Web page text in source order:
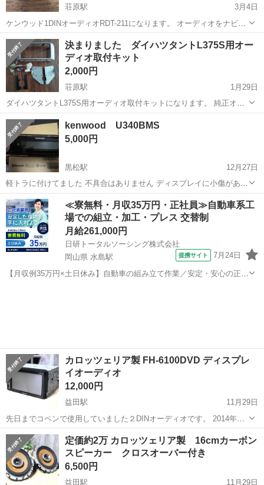
荘原駅
3月4日
ケンウッド1DINオーディオRDT-211になります。 オーディオをナビに
交換したので出品します。 CD、AM/FMラジオ、USBオーディオ対応
可能品になります。 説明書等はありませんのでメーカーHP等で確認を
お願いし...
島根 出雲市 荘原駅 カーオーディオ USBオーディオ
決まりました ダイハツタントL375S用オー
ディオ取付キット
2,000円
荘原駅
1月29日
ダイハツタントL375S用オーディオ取付キットになります。 純正オー
ディオから社外ナビ、オーディオの取付キットになります。 内容物は
パネル、配線キット、取付ブラケット、ワイド用スペーサーになりま
す。 取付ビスは写真にあ...
島根 出雲市
kenwood U340BMS
5,000円
黒松駅
12月27日
軽トラに付けてました 不具合はありません ディスプレイに小傷があり
ます 付属品揃ってます
島根 邑智郡 黒松駅 カーオーディオ 軽トラ
≪寮無料・月収35万円・正社員≫自動車系工
場での組立・加工・プレス 交替制
月給261,000円
日研トータルソーシング株式会社
岡山県 水島駅
提携サイト 7月24日
【月収例35万円×土日休み】自動車の組み立て作業／安定・安心の正社
カロッツェリア製 FH-6100DVD ディスプレ
イオーディオ
12,000円
益田駅
11月29日
先日までコペンで使用していました２DINオーディオです。 2014年製
のカロッツェリア製DVDプレイヤーになります。 型番はFH-
6100DVDです。 機能としてはDVD再生/CD再生/USB入力再生/iPod
再...
島根 益田市 益田駅 カーオーディオ DVD
定価約2万 カロッツェリア製 16cmカーボン
スピーカー クロスオーバー付き
6,500円
益田駅 11月29日